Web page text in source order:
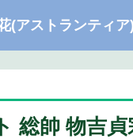
(アストランティア)
総帥 物吉貞